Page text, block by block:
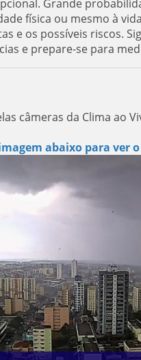
Grande
física ou mesmo à
e os possíveis riscos.
e prepare-se para
câmeras da Clima ao
abaixo para ver